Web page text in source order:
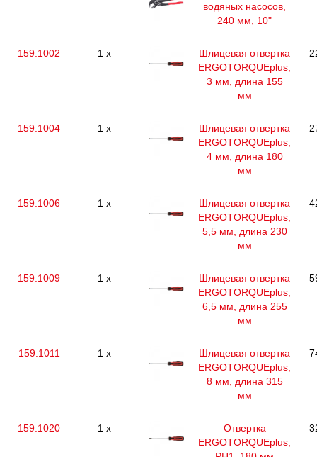
водяных насосов,
240 мм, 10"
159.1002 1 x
Шлицевая отвертка
ERGOTORQUEplus,
3 мм, длина 155
мм
159.1004 1 x
Шлицевая отвертка
ERGOTORQUEplus,
4 мм, длина 180
мм
159.1006 1 x
Шлицевая отвертка
ERGOTORQUEplus,
5,5 мм, длина 230
мм
159.1009 1 x
Шлицевая отвертка
ERGOTORQUEplus,
6,5 мм, длина 255
мм
159.1011 1 x
Шлицевая отвертка
ERGOTORQUEplus,
8 мм, длина 315
мм
159.1020 1 x
Отвертка
ERGOTORQUEplus,